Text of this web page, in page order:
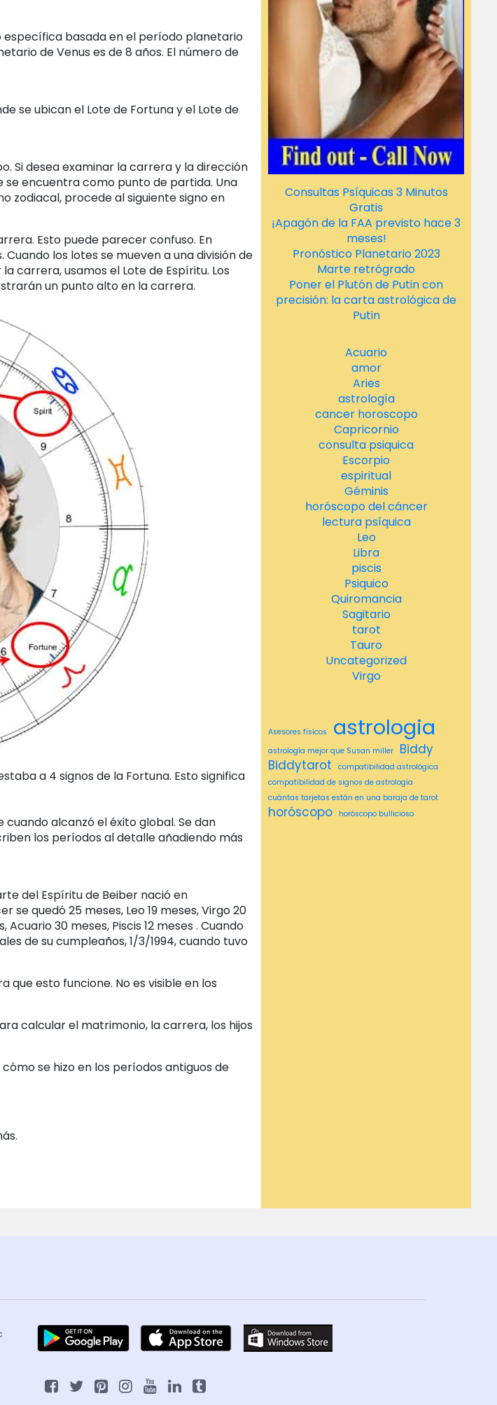
específica basada en el período planetario
de Venus es de 8 años. El número de
se ubican el Lote de Fortuna y el Lote de
Si desea examinar la carrera y la dirección
se encuentra como punto de partida. Una
zodiacal, procede al siguiente signo en
Esto puede parecer confuso. En
los lotes se mueven a una división de
carrera, usamos el Lote de Espíritu. Los
un punto alto en la carrera.
a 4 signos de la Fortuna. Esto significa
cuando alcanzó el éxito global. Se dan
los períodos al detalle añadiendo más
del Espíritu de Beiber nació en
quedó 25 meses, Leo 19 meses, Virgo 20
30 meses, Piscis 12 meses . Cuando
de su cumpleaños, 1/3/1994, cuando tuvo
que esto funcione. No es visible en los
calcular el matrimonio, la carrera, los hijos
se hizo en los períodos antiguos de
Consultas Psíquicas 3 Minutos
Gratis
¡Apagón de la FAA previsto hace 3
meses!
Pronóstico Planetario 2023
Marte retrógrado
Poner el Plutón de Putin con
precisión: la carta astrológica de
Putin
Acuario
amor
Aries
astrología
cancer horoscopo
Capricornio
consulta psiquica
Escorpio
espiritual
Géminis
horóscopo del cáncer
lectura psíquica
Leo
Libra
piscis
Psiquico
Quiromancia
Sagitario
tarot
Tauro
Uncategorized
Virgo
Asesores físicos astrologia
astrología mejor que Susan miller
Biddy
Biddytarot
compatibilidad astrológica
compatibilidad de signos de astrología
cuántas tarjetas están en una baraja de tarot
horóscopo
horóscopo bullicioso